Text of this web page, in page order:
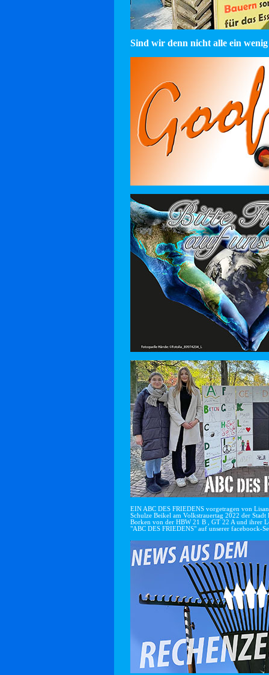
Sind wir denn nicht alle ein wenig
EIN ABC DES FRIEDENS vorgetragen von
Schulze Beikel am Volkstrauertag 2022 der
Borken von der HBW 21 B , GT 22 A und ihrer
"ABC DES FRIEDENS" auf unserer faceboock-